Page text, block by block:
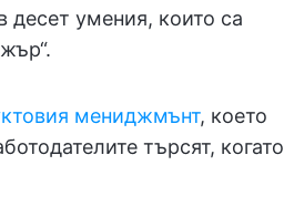
десет умения, които са
мениджмънт, което
търсят, когато